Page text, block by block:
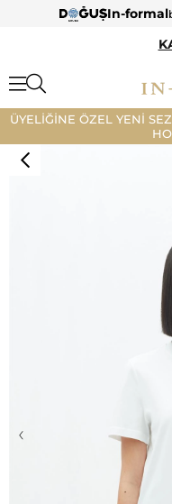
In-formal
ÜYELİĞİNE ÖZEL YENİ
‹